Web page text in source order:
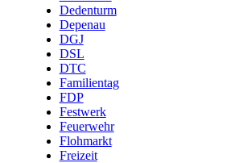
Dedenturm
Depenau
DGJ
DSL
DTC
Familientag
FDP
Festwerk
Feuerwehr
Flohmarkt
Freizeit